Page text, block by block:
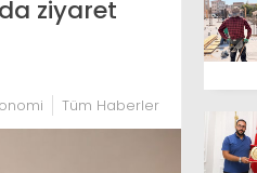
ziyaret
Tüm Haberler